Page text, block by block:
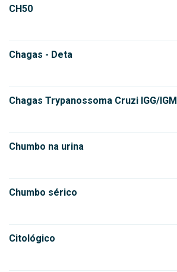
CH50
Chagas - Deta
Chagas Trypanossoma Cruzi IGG/IGM
Chumbo na urina
Chumbo sérico
Citológico